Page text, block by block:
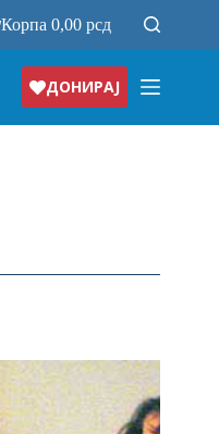
Корпа0,00рсд
ДОНИРАЈ